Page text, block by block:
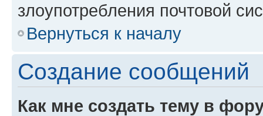
злоупотребления почтовой
Вернуться к началу
Создание сообщений
Как мне создать тему в